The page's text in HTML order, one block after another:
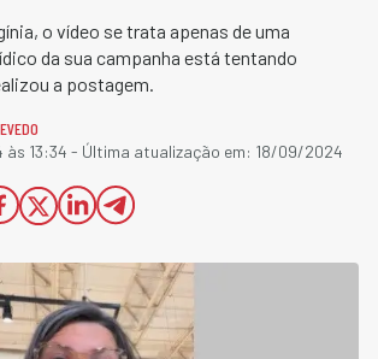
o vídeo se trata apenas de uma
da sua campanha está tentando
a postagem.
13:34 - Última atualização em: 18/09/2024